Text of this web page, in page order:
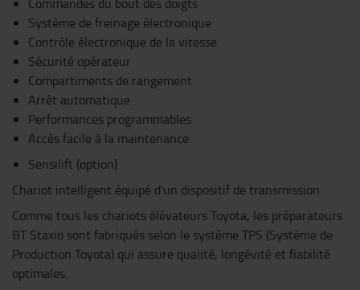
Système de freinage électronique
Contrôle électronique de la vitesse
Sécurité opérateur
Compartiments de rangement
Arrêt automatique
Performances programmables
Accès facile à la maintenance
Sensilift (option)
Chariot intelligent équipé d'un dispositif de transmission
Comme tous les chariots élévateurs Toyota, les préparateurs
BT Staxio sont fabriqués selon le système TPS (Système de
Production Toyota) qui assure qualité, longévité et fiabilité
optimales.